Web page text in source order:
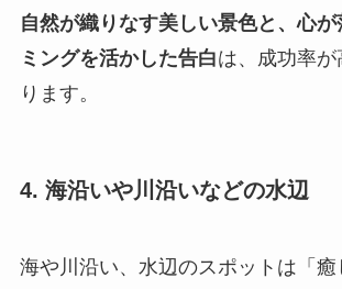
自然が織りなす美しい景色と、心が
ミングを活かした告白は、成功率
ります。
4. 海沿いや川沿いなどの水辺
海や川沿い、水辺のスポットは「癒